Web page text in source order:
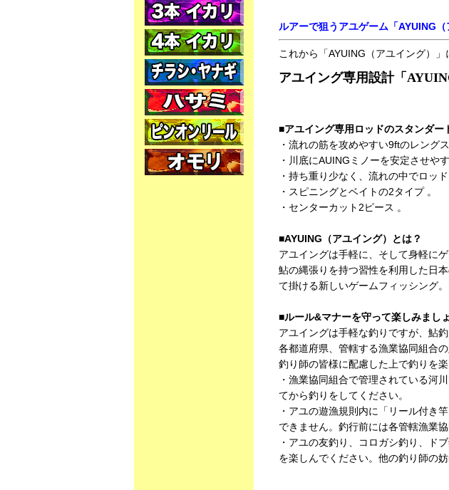
ルアーで狙うアユゲーム「AYUING
これから「AYUING（アユイング）
アユイング専用設計「
■アユイング専用ロッドのスタンダー
・流れの筋を攻めやすい9ftのレングス
・川底にAUINGミノーを安定させや
・持ち重り少なく、流れの中でロッ
・スピニングとベイトの2タイプ 。
・センターカット2ピース 。
■AYUING（アユイング）とは？
アユイングは手軽に、そして身軽に
鮎の縄張りを持つ習性を利用した日
て掛ける新しいゲームフィッシング。
■ルール&マナーを守って楽しみまし
アユイングは手軽な釣りですが、鮎
各都道府県、管轄する漁業協同組合
釣り師の皆様に配慮した上で釣りを楽
・漁業協同組合で管理されている河
てから釣りをしてください。
・アユの遊漁規則内に「リール付き
できません。釣行前には各管轄漁業
・アユの友釣り、コロガシ釣り、ド
を楽しんでください。他の釣り師の